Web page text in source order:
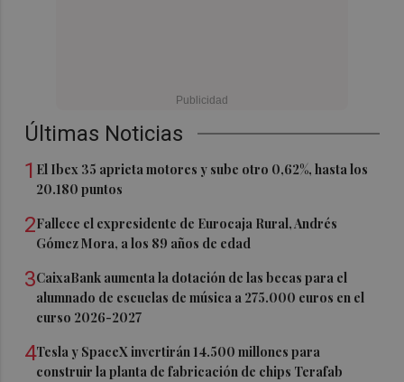
Últimas Noticias
1 El Ibex 35 aprieta motores y sube otro 0,62%, hasta los
20.180 puntos
2Fallece el expresidente de Eurocaja Rural, Andrés
Gómez Mora, a los 89 años de edad
3CaixaBank aumenta la dotación de las becas para el
alumnado de escuelas de música a 275.000 euros en el
curso 2026-2027
4Tesla y SpaceX invertirán 14.500 millones para
construir la planta de fabricación de chips Terafab